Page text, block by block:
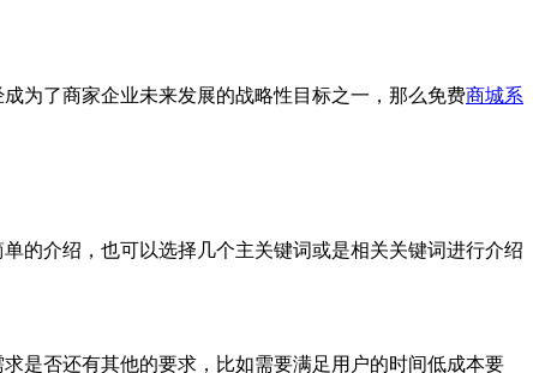
为了商家企业未来发展的战略性目标之一，那么免费商城系
的介绍，也可以选择几个主关键词或是相关关键词进行介绍
是否还有其他的要求，比如需要满足用户的时间低成本要